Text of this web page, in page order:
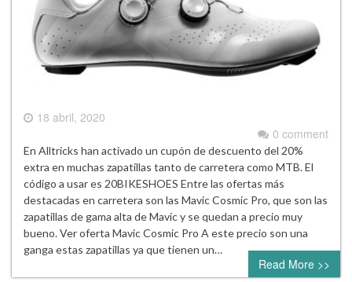
18 abril, 2020
0 comment
En Alltricks han activado un cupón de descuento del 20%
extra en muchas zapatillas tanto de carretera como MTB. El
código a usar es 20BIKESHOES Entre las ofertas más
destacadas en carretera son las Mavic Cosmic Pro, que son las
zapatillas de gama alta de Mavic y se quedan a precio muy
bueno. Ver oferta Mavic Cosmic Pro A este precio son una
ganga estas zapatillas ya que tienen un…
Read More >>